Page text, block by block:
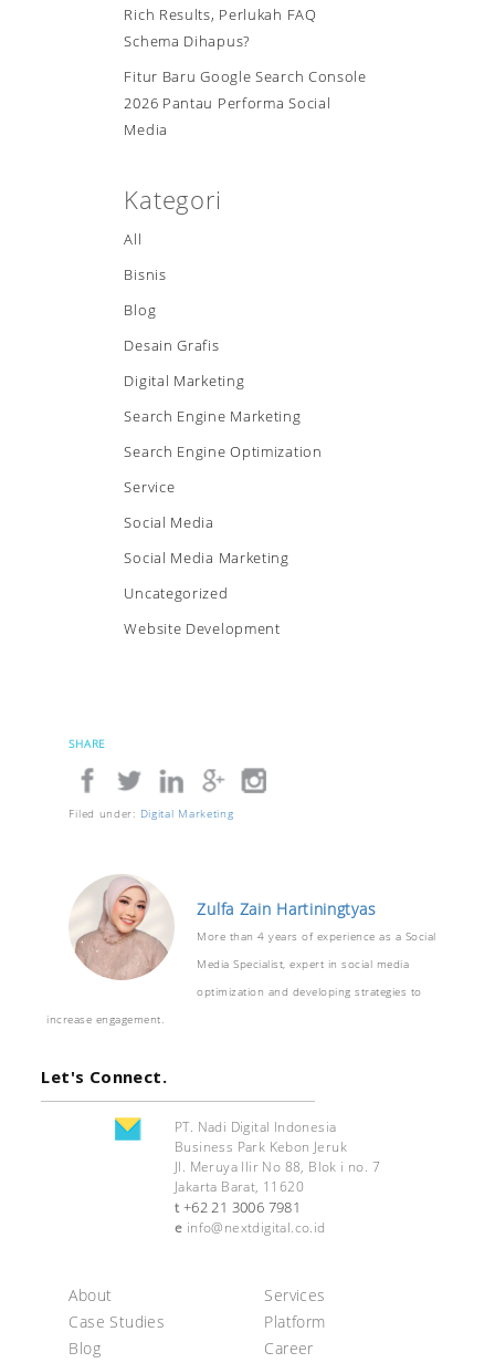
Rich Results, Perlukah FAQ
Schema Dihapus?
Fitur Baru Google Search Console
2026 Pantau Performa Social
Media
Kategori
All
Bisnis
Blog
Desain Grafis
Digital Marketing
Search Engine Marketing
Search Engine Optimization
Service
Social Media
Social Media Marketing
Uncategorized
Website Development
SHARE
Filed under: Digital Marketing
Zulfa Zain Hartiningtyas
More than 4 years of experience as a Social
Media Specialist, expert in social media
optimization and developing strategies to
increase engagement.
Let's Connect.
PT. Nadi Digital Indonesia
Business Park Kebon Jeruk
Jl. Meruya Ilir No 88, Blok i no. 7
Jakarta Barat, 11620
t +62 21 3006 7981
e info@nextdigital.co.id
About
Case Studies
Blog
Services
Platform
Career